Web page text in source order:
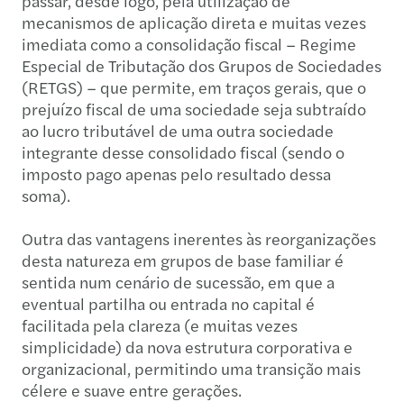
mecanismos de aplicação direta e muitas vezes
imediata como a consolidação fiscal – Regime
Especial de Tributação dos Grupos de Sociedades
(RETGS) – que permite, em traços gerais, que o
prejuízo fiscal de uma sociedade seja subtraído
ao lucro tributável de uma outra sociedade
integrante desse consolidado fiscal (sendo o
imposto pago apenas pelo resultado dessa
soma).
Outra das vantagens inerentes às reorganizações
desta natureza em grupos de base familiar é
sentida num cenário de sucessão, em que a
eventual partilha ou entrada no capital é
facilitada pela clareza (e muitas vezes
simplicidade) da nova estrutura corporativa e
organizacional, permitindo uma transição mais
célere e suave entre gerações.